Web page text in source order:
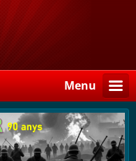
Menu